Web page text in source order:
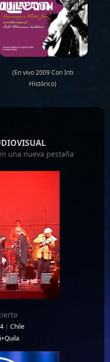
(En vivo 2009 Con Inti
Histórico)
una nueva pestaña
| Chile